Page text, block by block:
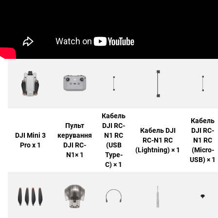
DJI Mini 3
Pro х 1
Пульт
керування
DJI RC-
N1× 1
Кабель
DJI RC-
N1 RC
(USB
Type-
C) × 1
Кабель DJI
RC-N1 RC
(Lightning) × 1
Кабель
DJI RC-
N1 RC
(Micro-
USB) × 1